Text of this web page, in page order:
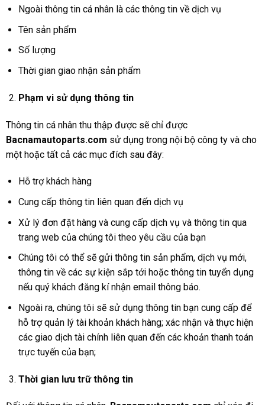
Ngoài thông tin cá nhân là các thông tin về dịch vụ
Tên sản phẩm
Số lượng
Thời gian giao nhận sản phẩm
Phạm vi sử dụng thông tin
Thông tin cá nhân thu thập được sẽ chỉ được
Bacnamautoparts.com sử dụng trong nội bộ công ty và cho
một hoặc tất cả các mục đích sau đây:
Hỗ trợ khách hàng
Cung cấp thông tin liên quan đến dịch vụ
Xử lý đơn đặt hàng và cung cấp dịch vụ và thông tin qua
trang web của chúng tôi theo yêu cầu của bạn
Chúng tôi có thể sẽ gửi thông tin sản phẩm, dịch vụ mới,
thông tin về các sự kiện sắp tới hoặc thông tin tuyển dụng
nếu quý khách đăng kí nhận email thông báo.
Ngoài ra, chúng tôi sẽ sử dụng thông tin bạn cung cấp để
hỗ trợ quản lý tài khoản khách hàng; xác nhận và thực hiện
các giao dịch tài chính liên quan đến các khoản thanh toán
trực tuyến của bạn;
Thời gian lưu trữ thông tin